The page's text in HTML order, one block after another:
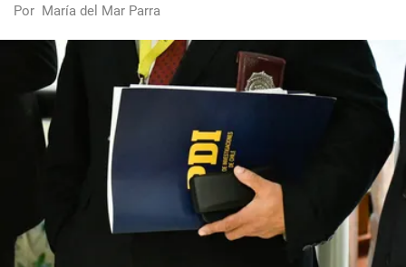
Por María del Mar Parra